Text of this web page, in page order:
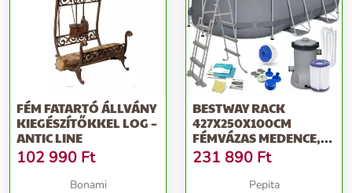
FÉM FATARTÓ ÁLLVÁNY
KIEGÉSZÍTŐKKEL LOG –
ANTIC LINE
102 990 Ft
Bonami
BESTWAY RACK
427X250X100CM
FÉMVÁZAS MEDENCE,
KIEGÉSZÍTŐKKEL
(56620)
231 890 Ft
Pepita